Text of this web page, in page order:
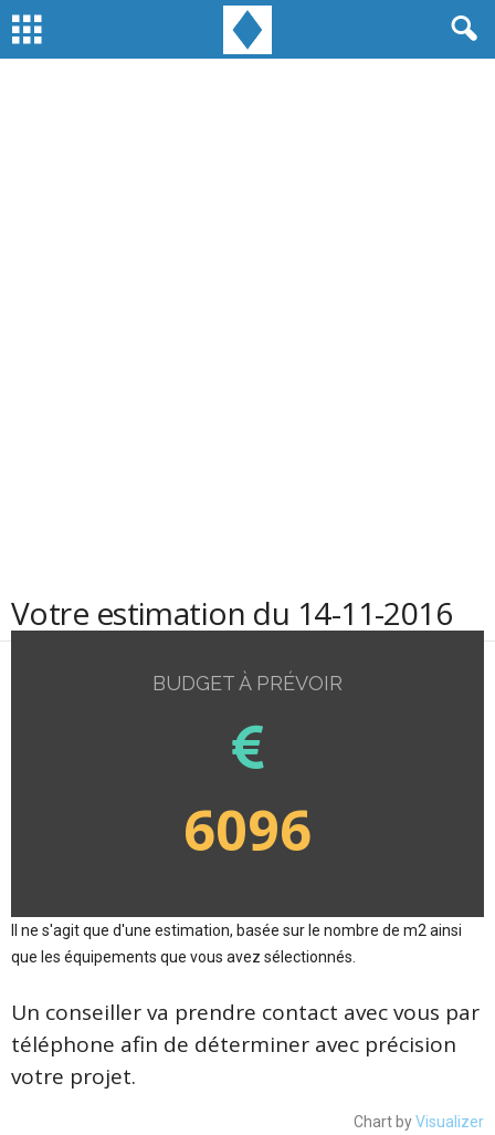
Votre estimation du 14-11-2016
BUDGET À PRÉVOIR
6096
Il ne s'agit que d'une estimation, basée sur le nombre de m2 ainsi
que les équipements que vous avez sélectionnés.
Un conseiller va prendre contact avec vous par
téléphone afin de déterminer avec précision
votre projet.
Chart byVisualizer